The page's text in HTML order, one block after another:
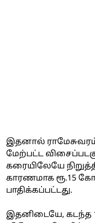
இதனால் ராமேசுவரம்
மேற்பட்ட
கரையிலேயே
காரணமாக ரூ.15
பாதிக்கப்பட்டது.
இதனிடையே, கடந்த